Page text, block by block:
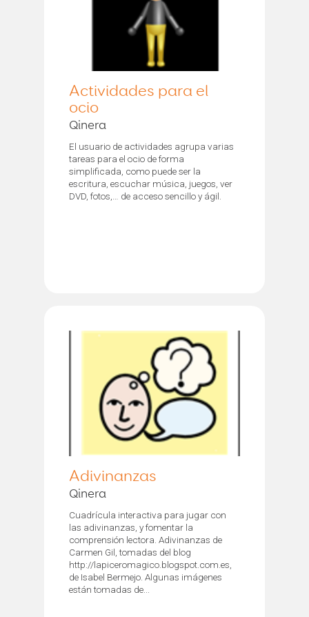
Actividades para el
ocio
Qinera
El usuario de actividades agrupa varias
tareas para el ocio de forma
simplificada, como puede ser la
escritura, escuchar música, juegos, ver
DVD, fotos,… de acceso sencillo y ágil.
Adivinanzas
Qinera
Cuadrícula interactiva para jugar con
las adivinanzas, y fomentar la
comprensión lectora. Adivinanzas de
Carmen Gil, tomadas del blog
http://lapiceromagico.blogspot.com.es,
de Isabel Bermejo. Algunas imágenes
están tomadas de...